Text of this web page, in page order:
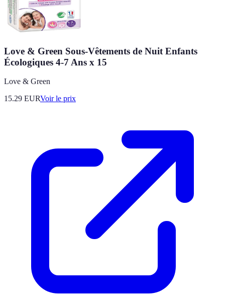
Love & Green Sous-Vêtements de Nuit Enfants
Écologiques 4-7 Ans x 15
Love & Green
15.29 EURVoir le prix